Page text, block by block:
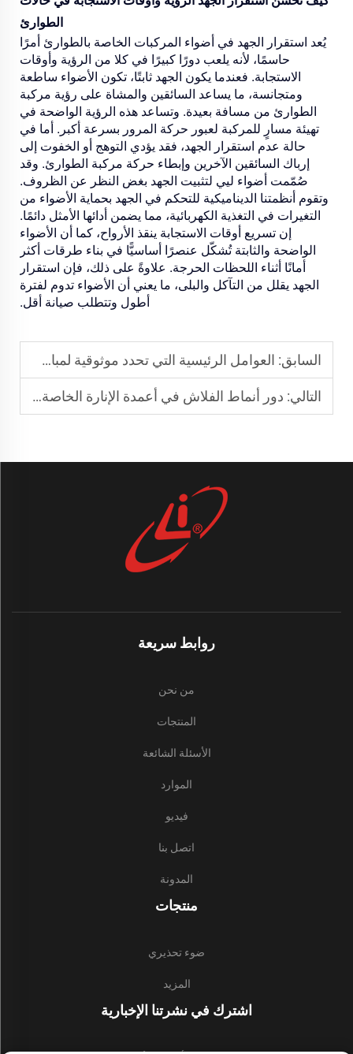
الطوارئ
يُعد استقرار الجهد في أضواء المركبات الخاصة بالطوارئ أمرًا
حاسمًا، لأنه يلعب دورًا كبيرًا في كلا من الرؤية وأوقات
الاستجابة. فعندما يكون الجهد ثابتًا، تكون الأضواء ساطعة
ومتجانسة، ما يساعد السائقين والمشاة على رؤية مركبة
الطوارئ من مسافة بعيدة. وتساعد هذه الرؤية الواضحة في
تهيئة مسارٍ للمركبة لعبور حركة المرور بسرعة أكبر. أما في
حالة عدم استقرار الجهد، فقد يؤدي التوهج أو الخفوت إلى
إرباك السائقين الآخرين وإبطاء حركة مركبة الطوارئ. وقد
صُمّمت أضواء ليي لتثبيت الجهد بغض النظر عن الظروف.
وتقوم أنظمتنا الديناميكية للتحكم في الجهد بحماية الأضواء من
التغيرات في التغذية الكهربائية، مما يضمن أدائها الأمثل دائمًا.
إن تسريع أوقات الاستجابة ينقذ الأرواح، كما أن الأضواء
الواضحة والثابتة تُشكّل عنصرًا أساسيًّا في بناء طرقات أكثر
أمانًا أثناء اللحظات الحرجة. علاوةً على ذلك، فإن استقرار
الجهد يقلل من التآكل والبلى، ما يعني أن الأضواء تدوم لفترة
أطول وتتطلب صيانة أقل.
السابق: العوامل الرئيسية التي تحدد موثوقية لمبات الإشارة LED الوامضة
التالي: دور أنماط الفلاش في أعمدة الإنارة الخاصة بقوات إنفاذ القانون
روابط سريعة
من نحن
المنتجات
الأسئلة الشائعة
الموارد
فيديو
اتصل بنا
المدونة
منتجات
ضوء تحذيري
المزيد
اشترك في نشرتنا الإخبارية